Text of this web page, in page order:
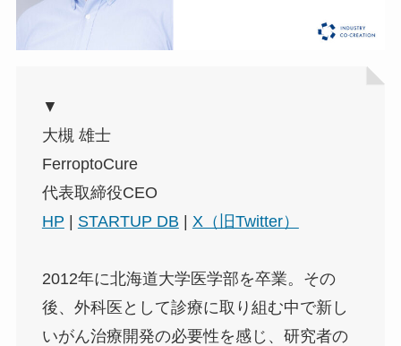
▼
大槻 雄士
FerroptoCure
代表取締役CEO
HP
STARTUP DB X（旧Twitter）
2012年に北海道大学医学部を卒業。その
後、外科医として診療に取り組む中で新し
いがん治療開発の必要性を感じ、研究者の